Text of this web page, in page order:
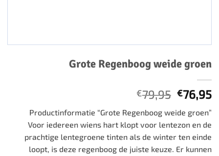
Grote Regenboog weide groen
€79,95
prijs
was:
€79,95.
€76,95
Productinformatie “Grote Regenboog weide groen”
Voor iedereen wiens hart klopt voor lentezon en de
prachtige lentegroene tinten als de winter ten einde
loopt, is deze regenboog de juiste keuze. Er kunnen